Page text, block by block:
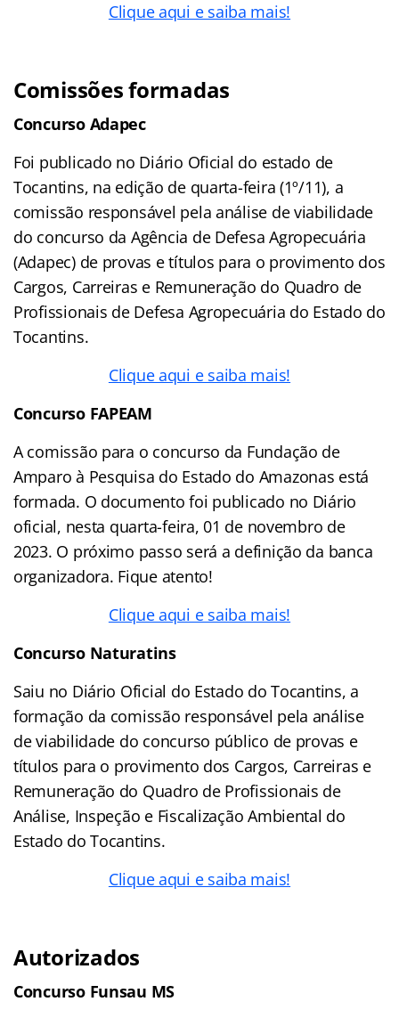
Clique aqui e saiba mais!
Comissões formadas
Concurso Adapec
Foi publicado no Diário Oficial do estado de
Tocantins, na edição de quarta-feira (1º/11), a
comissão responsável pela análise de viabilidade
do concurso da Agência de Defesa Agropecuária
(Adapec) de provas e títulos para o provimento dos
Cargos, Carreiras e Remuneração do Quadro de
Profissionais de Defesa Agropecuária do Estado do
Tocantins.
Clique aqui e saiba mais!
Concurso FAPEAM
A comissão para o concurso da Fundação de
Amparo à Pesquisa do Estado do Amazonas está
formada. O documento foi publicado no Diário
oficial, nesta quarta-feira, 01 de novembro de
2023. O próximo passo será a definição da banca
organizadora. Fique atento!
Clique aqui e saiba mais!
Concurso Naturatins
Saiu no Diário Oficial do Estado do Tocantins, a
formação da comissão responsável pela análise
de viabilidade do concurso público de provas e
títulos para o provimento dos Cargos, Carreiras e
Remuneração do Quadro de Profissionais de
Análise, Inspeção e Fiscalização Ambiental do
Estado do Tocantins.
Clique aqui e saiba mais!
Autorizados
Concurso Funsau MS